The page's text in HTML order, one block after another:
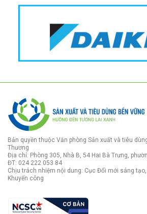
Bản quyền thuộc Văn phòng Sản xuất và tiêu
Thương
Địa chỉ: Phòng 305, Nhà B, 54 Hai Bà Trưng,
ĐT: 024 222 053 84
Chịu trách nhiệm nội dung: Cục Đổi mới sáng
Khuyến công